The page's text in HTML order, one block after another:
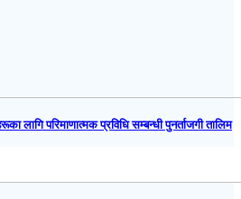
लागि परिमाणात्मक प्रविधि सम्बन्धी पुनर्ताजगी तालिम